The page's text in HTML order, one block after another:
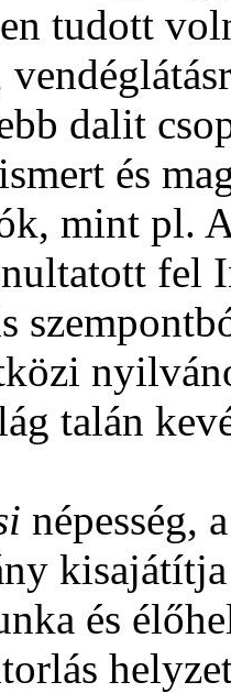
tudott
dalit
és
mint pl.
fel
talán
népesség,
és